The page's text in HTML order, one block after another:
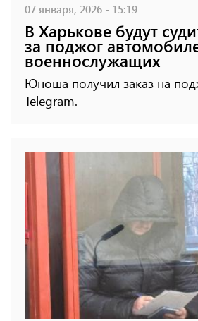
07 января, 2026 - 15:19
В Харькове будут
за поджог
военнослужащих
Юноша получил заказ на
Telegram.